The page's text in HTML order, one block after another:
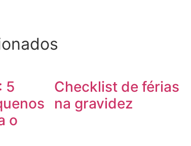
5
o
Checklist de férias
na gravidez